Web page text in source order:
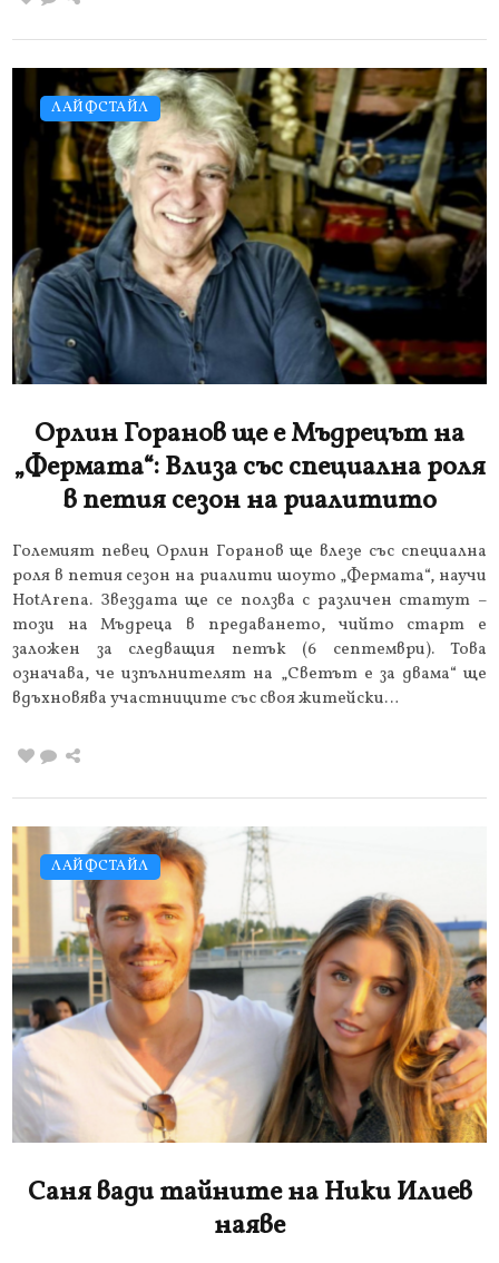
ЛАЙФСТАЙЛ
Орлин Горанов ще е Мъдрецът на
„Фермата“: Влиза със специална роля
в петия сезон на риалитито
Големият певец Орлин Горанов ще влезе със специална
роля в петия сезон на риалити шоуто „Фермата“, научи
HotArena. Звездата ще се ползва с различен статут –
този на Мъдреца в предаването, чийто старт е
заложен за следващия петък (6 септември). Това
означава, че изпълнителят на „Светът е за двама“ ще
вдъхновява участниците със своя житейски…
ЛАЙФСТАЙЛ
Саня вади тайните на Ники Илиев
наяве